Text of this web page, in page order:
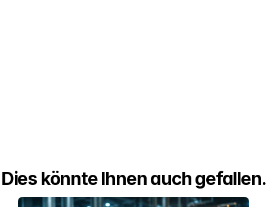
Dies könnte Ihnen auch gefallen.